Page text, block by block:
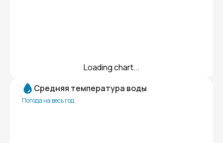
Loading chart...
Средняя температура воды
Погода на весь год